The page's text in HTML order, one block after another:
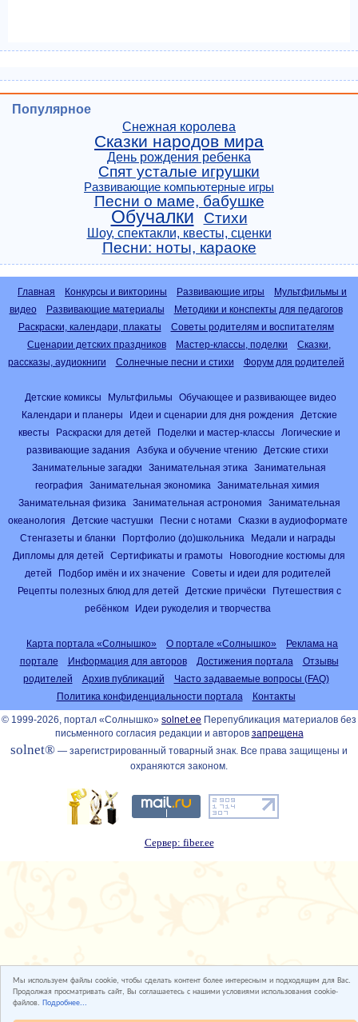
Мы используем файлы cookie, чтобы сделать контент более интересным и подходящим для Вас.
Продолжая просматривать сайт, Вы соглашаетесь с нашими условиями использования cookie-
файлов. Подробнее...
Популярное
Снежная королева
Сказки народов мира
День рождения ребенка
Спят усталые игрушки
Развивающие компьютерные игры
Песни о маме, бабушке
Обучалки Стихи
Шоу, спектакли, квесты, сценки
Песни: ноты, караоке
Главная Конкурсы и викторины Развивающие игры
Мультфильмы и
видео
Развивающие материалы
Методики и конспекты для педагогов
Раскраски, календари, плакаты
Советы родителям и воспитателям
Сценарии детских праздников
Мастер-классы, поделки
Сказки,
рассказы, аудиокниги
Солнечные песни и стихи Форум для родителей
Детские комиксы Мультфильмы
Обучающее и развивающее видео
Календари и планеры
Идеи и сценарии для дня рождения
Детские
квесты
Раскраски для детей Поделки и мастер-классы
Логические и
развивающие задания
Азбука и обучение чтению
Детские стихи
Занимательные загадки
Занимательная этика
Занимательная
география
Занимательная экономика
Занимательная химия
Занимательная физика
Занимательная астрономия
Занимательная
океанология
Детские частушки Песни с нотами
Сказки в аудиоформате
Стенгазеты и бланки
Портфолио (до)школьника
Медали и награды
Дипломы для детей
Сертификаты и грамоты
Новогодние костюмы для
детей
Подбор имён и их значение
Советы и идеи для родителей
Рецепты полезных блюд для детей
Детские причёски
Путешествия с
ребёнком
Идеи рукоделия и творчества
Карта портала «Солнышко» О портале «Солнышко»
Реклама на
портале
Информация для авторов Достижения портала
Отзывы
родителей
Архив публикаций
Часто задаваемые вопросы (FAQ)
Политика конфиденциальности портала
Контакты
© 1999-2026, портал «Солнышко» solnet.ee Перепубликация материалов без
письменного согласия редакции и авторов запрещена
solnet® — зарегистрированный товарный знак. Все права защищены и
охраняются законом.
Сервер: fiber.ee